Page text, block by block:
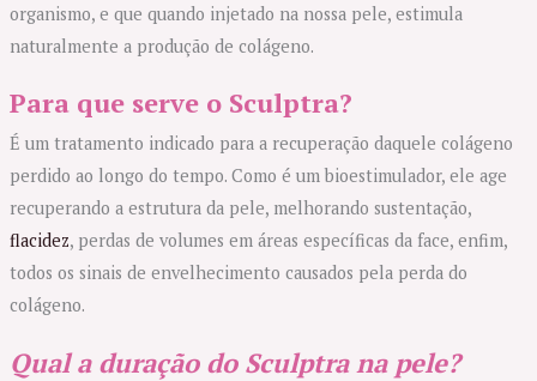
organismo, e que quando injetado na nossa pele, estimula
naturalmente a produção de colágeno.
Para que serve o Sculptra?
É um tratamento indicado para a recuperação daquele colágeno
perdido ao longo do tempo. Como é um bioestimulador, ele age
recuperando a estrutura da pele, melhorando sustentação,
flacidez, perdas de volumes em áreas específicas da face, enfim,
todos os sinais de envelhecimento causados pela perda do
colágeno.
Qual a duração do Sculptra na pele?